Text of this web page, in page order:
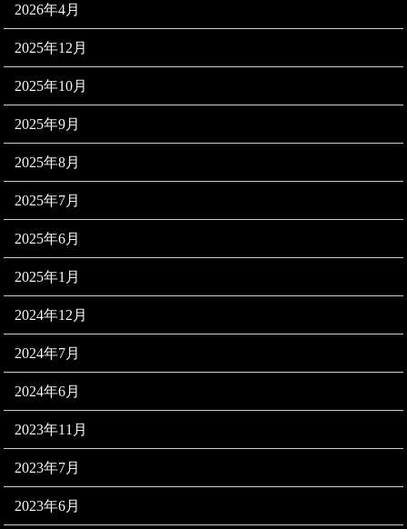
2026年4月
2025年12月
2025年10月
2025年9月
2025年8月
2025年7月
2025年6月
2025年1月
2024年12月
2024年7月
2024年6月
2023年11月
2023年7月
2023年6月